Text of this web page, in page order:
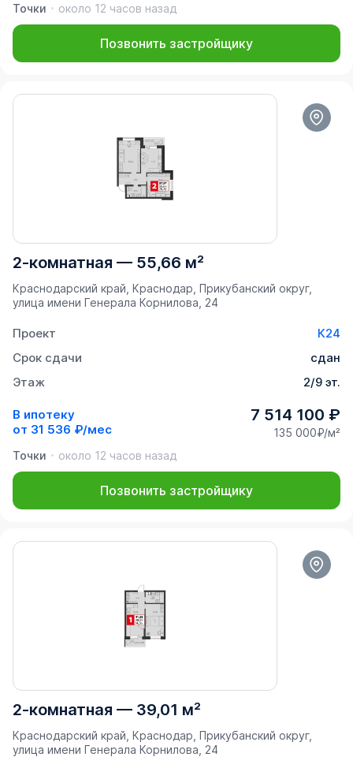
Точки
около 12 часов назад
Позвонить застройщику
2-комнатная — 55,66 м²
Краснодарский край, Краснодар, Прикубанский округ,
улица имени Генерала Корнилова, 24
Проект
К24
Срок сдачи
сдан
Этаж
2/9 эт.
В ипотеку
от 31 536 ₽/мес
7 514 100 ₽
135 000₽/м²
Точки
около 12 часов назад
Позвонить застройщику
2-комнатная — 39,01 м²
Краснодарский край, Краснодар, Прикубанский округ,
улица имени Генерала Корнилова, 24